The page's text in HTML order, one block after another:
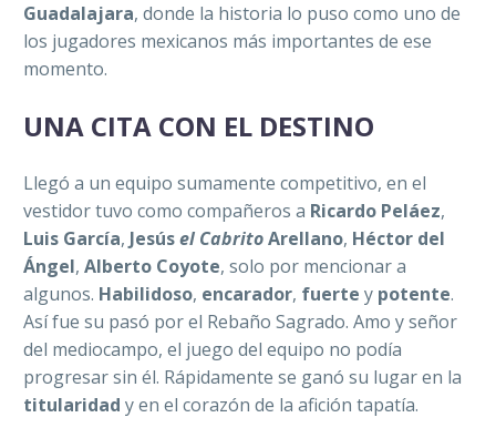
Guadalajara, donde la historia lo puso como uno de
los jugadores mexicanos más importantes de ese
momento.
UNA CITA CON EL DESTINO
Llegó a un equipo sumamente competitivo, en el
vestidor tuvo como compañeros a Ricardo Peláez,
Luis García, Jesúsel CabritoArellano, Héctor del
Ángel, Alberto Coyote, solo por mencionar a
algunos. Habilidoso, encarador, fuerte y potente.
Así fue su pasó por el Rebaño Sagrado. Amo y señor
del mediocampo, el juego del equipo no podía
progresar sin él. Rápidamente se ganó su lugar en la
titularidad y en el corazón de la afición tapatía.